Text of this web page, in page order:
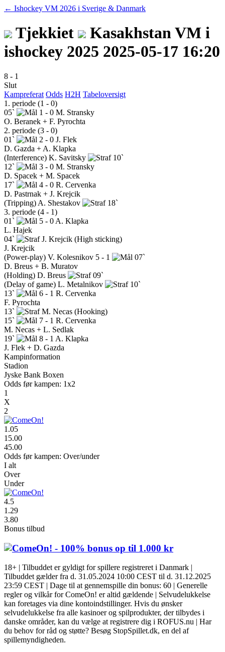
← Ishockey VM 2026 i Sverige & Danmark
Tjekkiet KasakhstanVM i
ishockey 2025 2025-05-17 16:20
8 - 1
Slut
Kampreferat Odds H2H Tabeloversigt
1. periode (1 - 0)
05`
1 - 0 M. Stransky
O. Beranek + F. Pyrochta
2. periode (3 - 0)
01`
2 - 0 J. Flek
D. Gazda + A. Klapka
(Interference) K. Savitsky
10`
12`
3 - 0 M. Stransky
D. Spacek + M. Spacek
17`
4 - 0 R. Cervenka
D. Pastrnak + J. Krejcik
(Tripping) A. Shestakov
18`
3. periode (4 - 1)
01`
5 - 0 A. Klapka
L. Hajek
04`
J. Krejcik (High sticking)
J. Krejcik
(Power-play) V. Kolesnikov 5 - 1
07`
D. Breus + B. Muratov
(Holding) D. Breus
09`
(Delay of game) L. Metalnikov
10`
13`
6 - 1 R. Cervenka
F. Pyrochta
13`
M. Necas (Hooking)
15`
7 - 1 R. Cervenka
M. Necas + L. Sedlak
19`
8 - 1 A. Klapka
J. Flek + D. Gazda
Kampinformation
Stadion
Jyske Bank Boxen
Odds før kampen: 1x2
1
X
2
1.05
15.00
45.00
Odds før kampen: Over/under
I alt
Over
Under
4.5
1.29
3.80
Bonus tilbud
- 100% bonus op til 1.000 kr
18+ | Tilbuddet er gyldigt for spillere registreret i Danmark |
Tilbuddet gælder fra d. 31.05.2024 10:00 CEST til d. 31.12.2025
23:59 CEST | Dage til at gennemspille din bonus: 60 | Generelle
regler og vilkår for ComeOn! er altid gældende | Selvudelukkelse
kan foretages via dine kontoindstillinger. Hvis du ønsker
selvudelukkelse fra alle kasinoer og spilprodukter, der tilbydes i
danske områder, kan du vælge at registrere dig i ROFUS.nu | Har
du behov for råd og støtte? Besøg StopSpillet.dk, en del af
spillemyndigheden.